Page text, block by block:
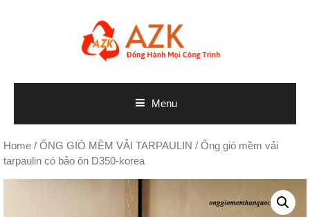
Menu
Home / ỐNG GIÓ MỀM VẢI TARPAULIN / Ống gió mềm vải
tarpaulin có bảo ôn D350-korea